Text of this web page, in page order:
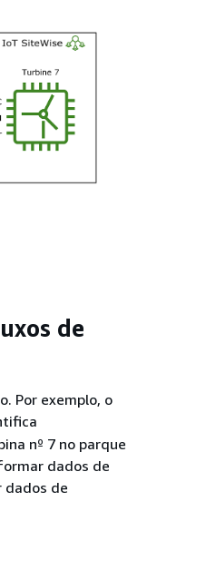
de
Por exemplo, o
nº 7 no parque
dados de
dados de